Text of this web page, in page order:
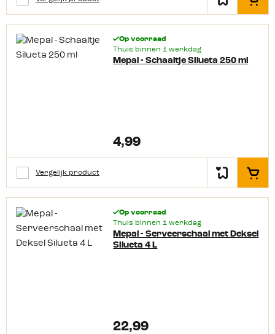
In het
Op voorraad
Thuis binnen 1 werkdag
Mepal - Schaaltje Silueta 250 ml
4,99
Vergelijk product In het
Op voorraad
Thuis binnen 1 werkdag
Mepal - Serveerschaal met Deksel
Silueta 4 L
22,99